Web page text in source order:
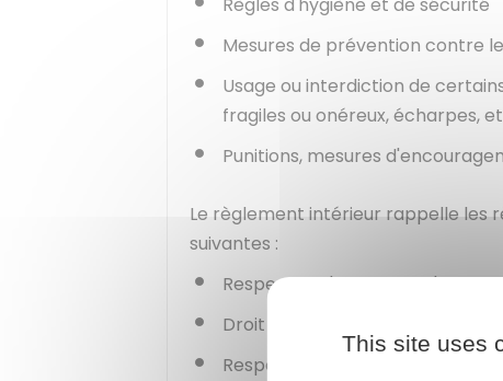
Mesures de prévention contre
Usage ou interdiction de
fragiles ou onéreux, écharpes,
Punitions, mesures
Le règlement intérieur rappelle les
suivantes :
Respect de l'obligation
Droit des parents à
Respect des principes du
This site uses